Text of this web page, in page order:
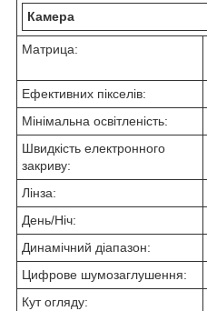
Камера
Матрица:
Ефективних пікселів:
Мінімальна освітленість:
Швидкість електронного
закриву:
Лінза:
День/Ніч:
Динамічний діапазон:
Цифрове шумозаглушення:
Кут огляду: